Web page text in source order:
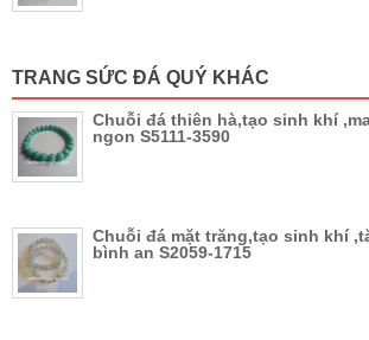
TRANG SỨC ĐÁ QUÝ KHÁC
Chuỗi đá thiên hà,tạo sinh khí
ngon S5111-3590
Chuỗi đá mặt trăng,tạo sinh khí
bình an S2059-1715